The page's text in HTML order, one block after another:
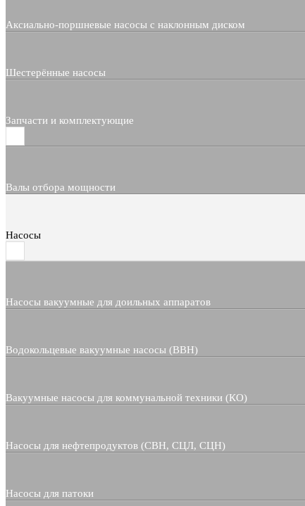
Аксиально-поршневые насосы с наклонным диском
Шестерённые насосы
Запчасти и комплектующие
Валы отбора мощности
Насосы
Насосы вакуумные для доильных аппаратов
Водокольцевые вакуумные насосы (ВВН)
Вакуумные насосы для коммунальной техники (КО)
Насосы для нефтепродуктов (СВН, СЦЛ, СЦН)
Насосы для патоки